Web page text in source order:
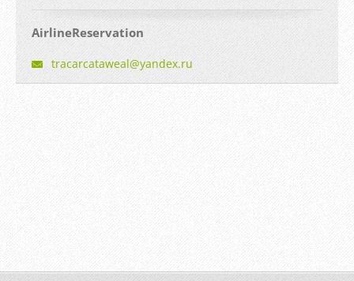
AirlineReservation
tracarcataweal@yandex.ru